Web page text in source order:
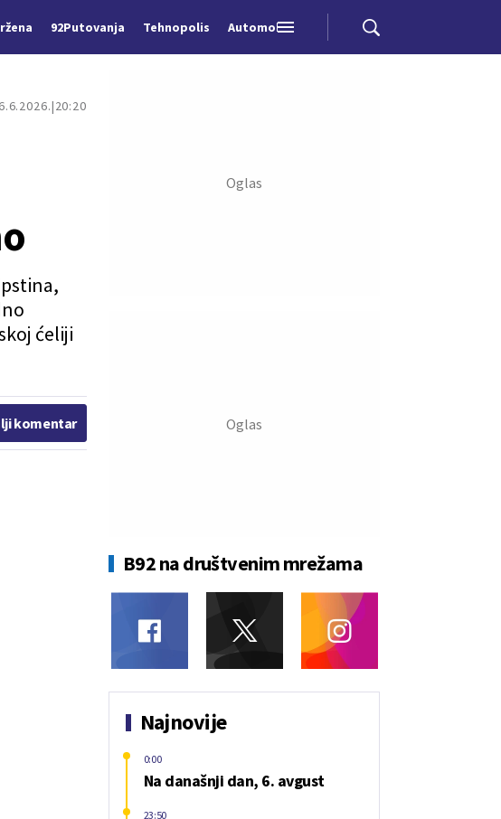
92Putovanja Tehnopolis Automobili
20:20
ćeliji
komentar
B92 na društvenim mrežama
Najnovije
Na današnji dan, 6. avgust
0:00
23:50